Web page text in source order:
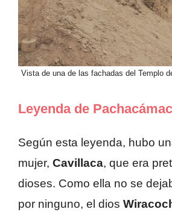
Vista de una de las fachadas del Templo
Leyenda de Pachacámac
Según esta leyenda, hubo
mujer, Cavillaca, que era
dioses. Como ella no se
por ninguno, el dios